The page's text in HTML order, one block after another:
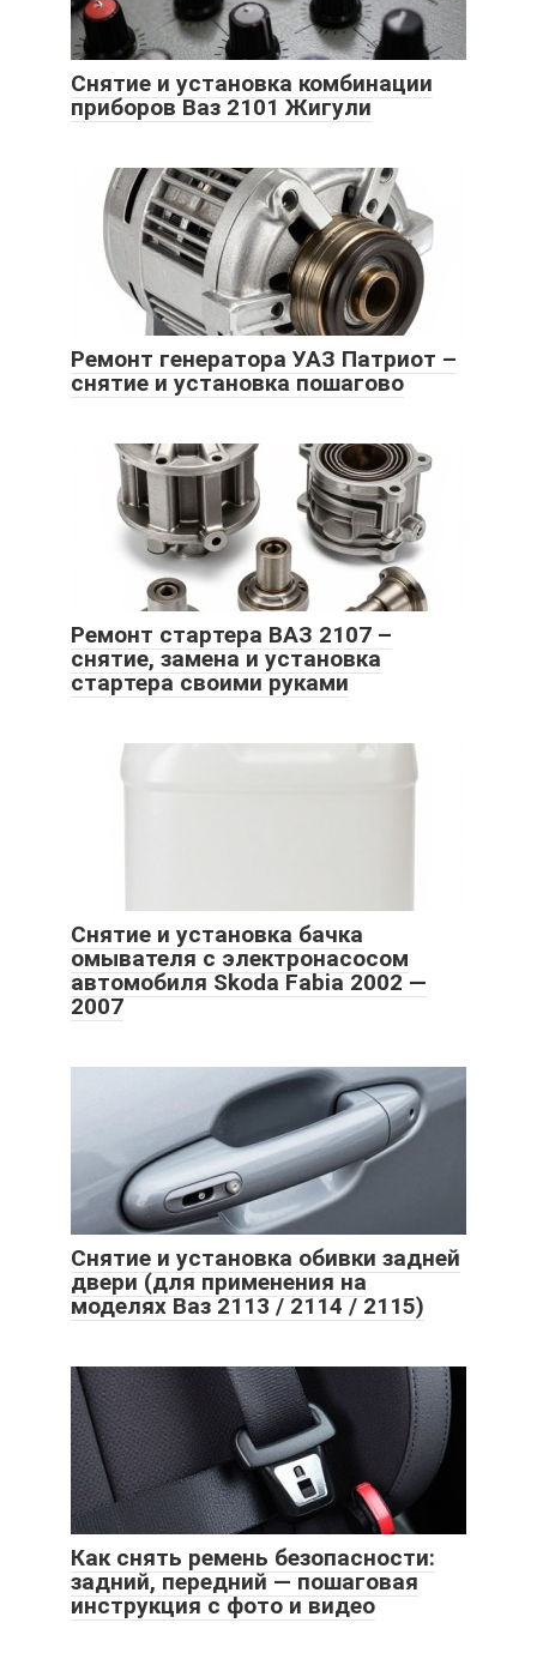
Снятие и установка комбинации
приборов Ваз 2101 Жигули
Ремонт генератора УАЗ Патриот –
снятие и установка пошагово
Ремонт стартера ВАЗ 2107 –
снятие, замена и установка
стартера своими руками
Снятие и установка бачка
омывателя с электронасосом
автомобиля Skoda Fabia 2002 —
2007
Снятие и установка обивки задней
двери (для применения на
моделях Ваз 2113 / 2114 / 2115)
Как снять ремень безопасности:
задний, передний — пошаговая
инструкция с фото и видео